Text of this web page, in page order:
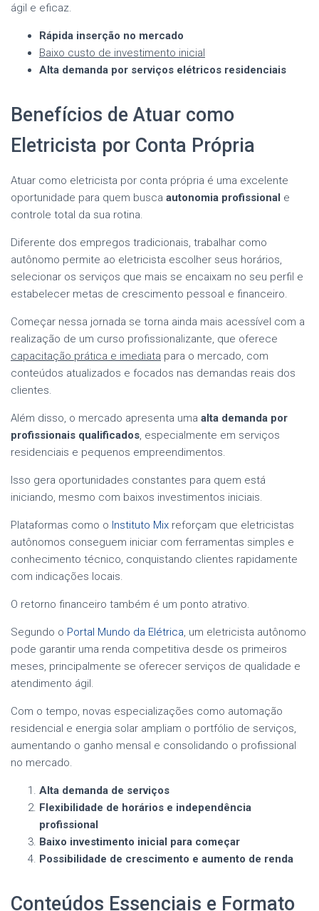
ágil e eficaz.
Rápida inserção no mercado
Baixo custo de investimento inicial
Alta demanda por serviços elétricos residenciais
Benefícios de Atuar como
Eletricista por Conta Própria
Atuar como eletricista por conta própria é uma excelente
oportunidade para quem busca autonomia profissional e
controle total da sua rotina.
Diferente dos empregos tradicionais, trabalhar como
autônomo permite ao eletricista escolher seus horários,
selecionar os serviços que mais se encaixam no seu perfil e
estabelecer metas de crescimento pessoal e financeiro.
Começar nessa jornada se torna ainda mais acessível com a
realização de um curso profissionalizante, que oferece
capacitação prática e imediata para o mercado, com
conteúdos atualizados e focados nas demandas reais dos
clientes.
Além disso, o mercado apresenta uma alta demanda por
profissionais qualificados, especialmente em serviços
residenciais e pequenos empreendimentos.
Isso gera oportunidades constantes para quem está
iniciando, mesmo com baixos investimentos iniciais.
Plataformas como o Instituto Mix reforçam que eletricistas
autônomos conseguem iniciar com ferramentas simples e
conhecimento técnico, conquistando clientes rapidamente
com indicações locais.
O retorno financeiro também é um ponto atrativo.
Segundo o Portal Mundo da Elétrica, um eletricista autônomo
pode garantir uma renda competitiva desde os primeiros
meses, principalmente se oferecer serviços de qualidade e
atendimento ágil.
Com o tempo, novas especializações como automação
residencial e energia solar ampliam o portfólio de serviços,
aumentando o ganho mensal e consolidando o profissional
no mercado.
Alta demanda de serviços
Flexibilidade de horários e independência
profissional
Baixo investimento inicial para começar
Possibilidade de crescimento e aumento de renda
Conteúdos Essenciais e Formato